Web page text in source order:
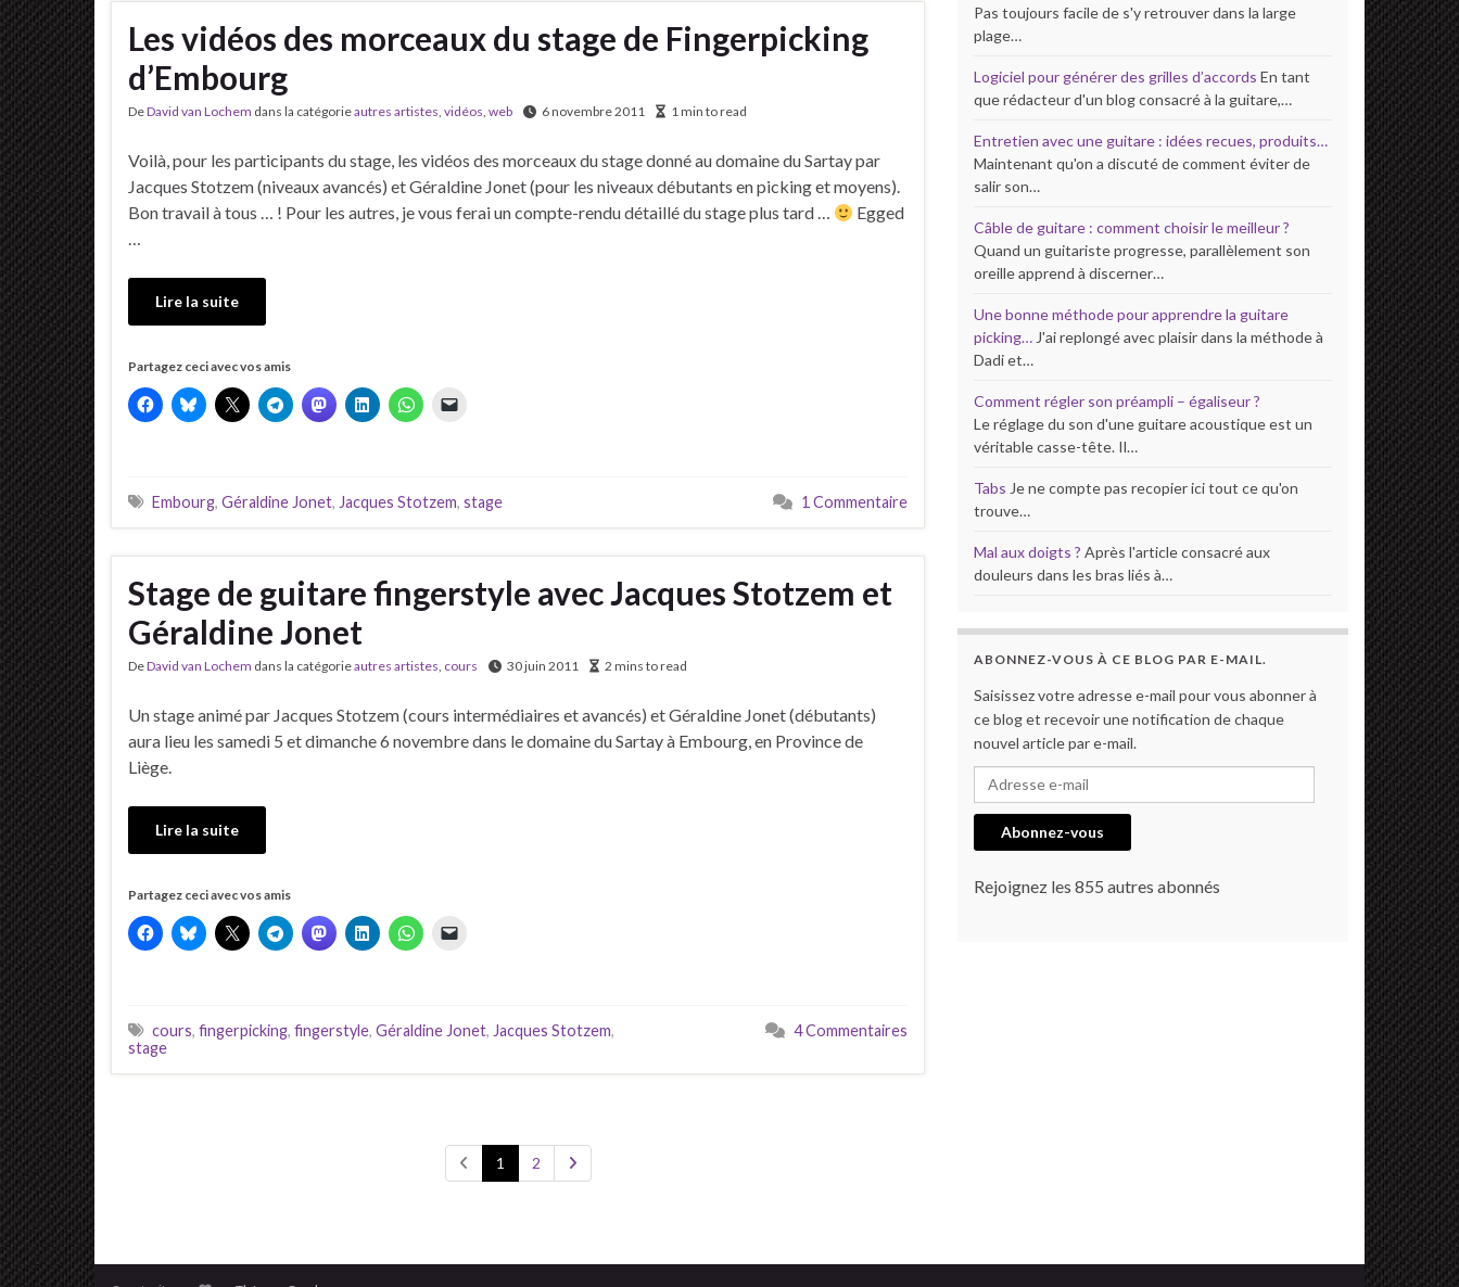
Les vidéos des morceaux du stage de Fingerpicking
d’Embourg
DeDavid van Lochem dans la catégorieautres artistes, vidéos, web 6 novembre 2011 1 min to read
Voilà, pour les participants du stage, les vidéos des morceaux du stage donné au domaine du Sartay par
Jacques Stotzem (niveaux avancés) et Géraldine Jonet (pour les niveaux débutants en picking et moyens).
Bon travail à tous … ! Pour les autres, je vous ferai un compte-rendu détaillé du stage plus tard …
Egged
…
Lire la suite
Partagez ceci avec vos amis
Embourg, Géraldine Jonet, Jacques Stotzem, stage 1 Commentaire
Stage de guitare fingerstyle avec Jacques Stotzem et
Géraldine Jonet
DeDavid van Lochem dans la catégorieautres artistes, cours 30 juin 2011 2 mins to read
Un stage animé par Jacques Stotzem (cours intermédiaires et avancés) et Géraldine Jonet (débutants)
aura lieu les samedi 5 et dimanche 6 novembre dans le domaine du Sartay à Embourg, en Province de
Liège.
Lire la suite
Partagez ceci avec vos amis
cours, fingerpicking, fingerstyle, Géraldine Jonet, Jacques Stotzem,
stage
4 Commentaires
1 2
Pas toujours facile de s'y retrouver dans la large
plage…
Logiciel pour générer des grilles d’accords En tant
que rédacteur d'un blog consacré à la guitare,…
Entretien avec une guitare : idées recues, produits…
Maintenant qu'on a discuté de comment éviter de
salir son…
Câble de guitare : comment choisir le meilleur ?
Quand un guitariste progresse, parallèlement son
oreille apprend à discerner…
Une bonne méthode pour apprendre la guitare
picking… J'ai replongé avec plaisir dans la méthode à
Dadi et…
Comment régler son préampli – égaliseur ?
Le réglage du son d'une guitare acoustique est un
véritable casse-tête. Il…
Tabs Je ne compte pas recopier ici tout ce qu'on
trouve…
Mal aux doigts ? Après l'article consacré aux
douleurs dans les bras liés à…
ABONNEZ-VOUS À CE BLOG PAR E-MAIL.
Saisissez votre adresse e-mail pour vous abonner à
ce blog et recevoir une notification de chaque
nouvel article par e-mail.
Adresse e-mail
Abonnez-vous
Rejoignez les 855 autres abonnés